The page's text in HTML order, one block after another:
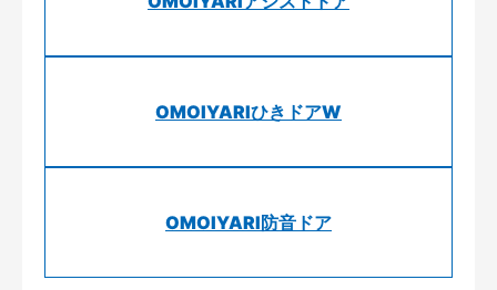
OMOIYARIひきドアW
OMOIYARI防音ドア